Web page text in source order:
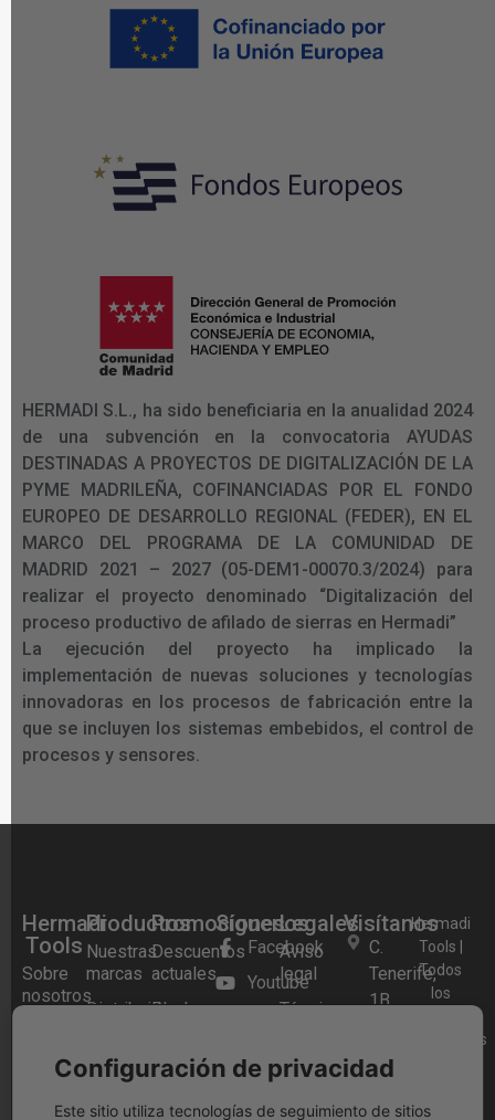
HERMADI S.L., ha sido beneficiaria en la anualidad 2024
de una subvención en la convocatoria AYUDAS
DESTINADAS A PROYECTOS DE DIGITALIZACIÓN DE LA
PYME MADRILEÑA, COFINANCIADAS POR EL FONDO
EUROPEO DE DESARROLLO REGIONAL (FEDER), EN EL
MARCO DEL PROGRAMA DE LA COMUNIDAD DE
MADRID 2021 – 2027 (05-DEM1-00070.3/2024) para
realizar el proyecto denominado “Digitalización del
proceso productivo de afilado de sierras en Hermadi”
La ejecución del proyecto ha implicado la
implementación de nuevas soluciones y tecnologías
innovadoras en los procesos de fabricación entre la
que se incluyen los sistemas embebidos, el control de
procesos y sensores.
Hermadi
Tools
Sobre
nosotros
Frecuentes
física
Productos
Nuestras
marcas
Distribuidor
Festool
Herramientas
a Bateria
Promociones
Descuentos
actuales
Black
Festool
2025
Festool
Síguenos
Facebook
Youtube
Legales
Aviso
legal
Términos y
Política
cookies
Visítanos
C.
Tenerife,
1B,
de
Madrid,
Hermadi
Tools |
Todos
los
reservados
Configuración de privacidad
Este sitio utiliza tecnologías de seguimiento de sitios